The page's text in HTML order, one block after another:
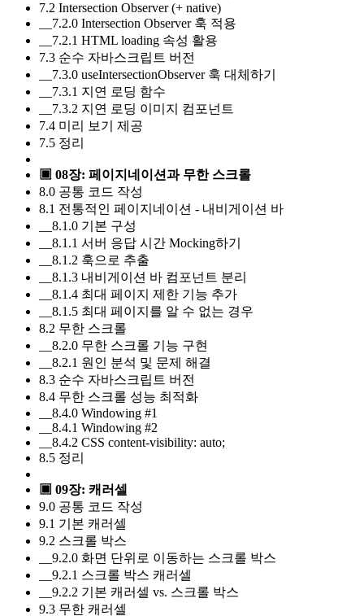
7.2 Intersection Observer (+ native)
__7.2.0 Intersection Observer 훅 적용
__7.2.1 HTML loading 속성 활용
7.3 순수 자바스크립트 버전
__7.3.0 useIntersectionObserver 훅 대체하기
__7.3.1 지연 로딩 함수
__7.3.2 지연 로딩 이미지 컴포넌트
7.4 미리 보기 제공
7.5 정리
▣ 08장: 페이지네이션과 무한 스크롤
8.0 공통 코드 작성
8.1 전통적인 페이지네이션 - 내비게이션 바
__8.1.0 기본 구성
__8.1.1 서버 응답 시간 Mocking하기
__8.1.2 훅으로 추출
__8.1.3 내비게이션 바 컴포넌트 분리
__8.1.4 최대 페이지 제한 기능 추가
__8.1.5 최대 페이지를 알 수 없는 경우
8.2 무한 스크롤
__8.2.0 무한 스크롤 기능 구현
__8.2.1 원인 분석 및 문제 해결
8.3 순수 자바스크립트 버전
8.4 무한 스크롤 성능 최적화
__8.4.0 Windowing #1
__8.4.1 Windowing #2
__8.4.2 CSS content-visibility: auto;
8.5 정리
▣ 09장: 캐러셀
9.0 공통 코드 작성
9.1 기본 캐러셀
9.2 스크롤 박스
__9.2.0 화면 단위로 이동하는 스크롤 박스
__9.2.1 스크롤 박스 캐러셀
__9.2.2 기본 캐러셀 vs. 스크롤 박스
9.3 무한 캐러셀